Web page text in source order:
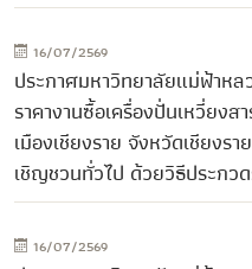
16/07/2569
ประกาศมหาวิทยาลัยแม่ฟ้าหล
ราคางานซื้อเครื่องปั่นเหวี่ยงส
เมืองเชียงราย จังหวัดเชียงร
เชิญชวนทั่วไป ด้วยวิธีประกว
16/07/2569